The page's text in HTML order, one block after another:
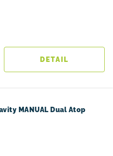
DETAIL
MANUAL Dual Atop